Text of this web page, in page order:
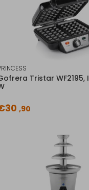
Tristar WF2195,
,90